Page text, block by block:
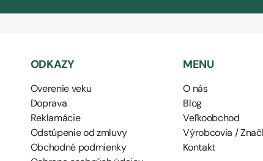
ODKAZY
Overenie veku
Doprava
Reklamácie
Odstúpenie od zmluvy
Obchodné podmienky
MENU
O nás
Blog
Veľkoobchod
Výrobcovia /
Kontakt